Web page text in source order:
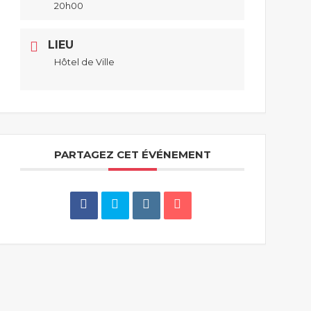
20h00
LIEU
Hôtel de Ville
PARTAGEZ CET ÉVÉNEMENT